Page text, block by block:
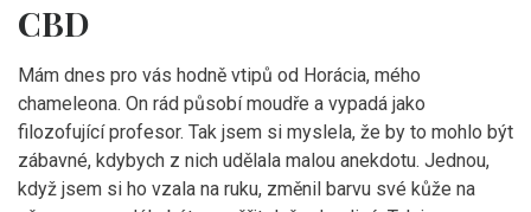
CBD
Mám dnes pro vás hodně vtipů od Horácia, mého
chameleona. On rád působí moudře a vypadá jako
filozofující profesor. Tak jsem si myslela, že by to mohlo být
zábavné, kdybych z nich udělala malou anekdotu. Jednou,
když jsem si ho vzala na ruku, změnil barvu své kůže na